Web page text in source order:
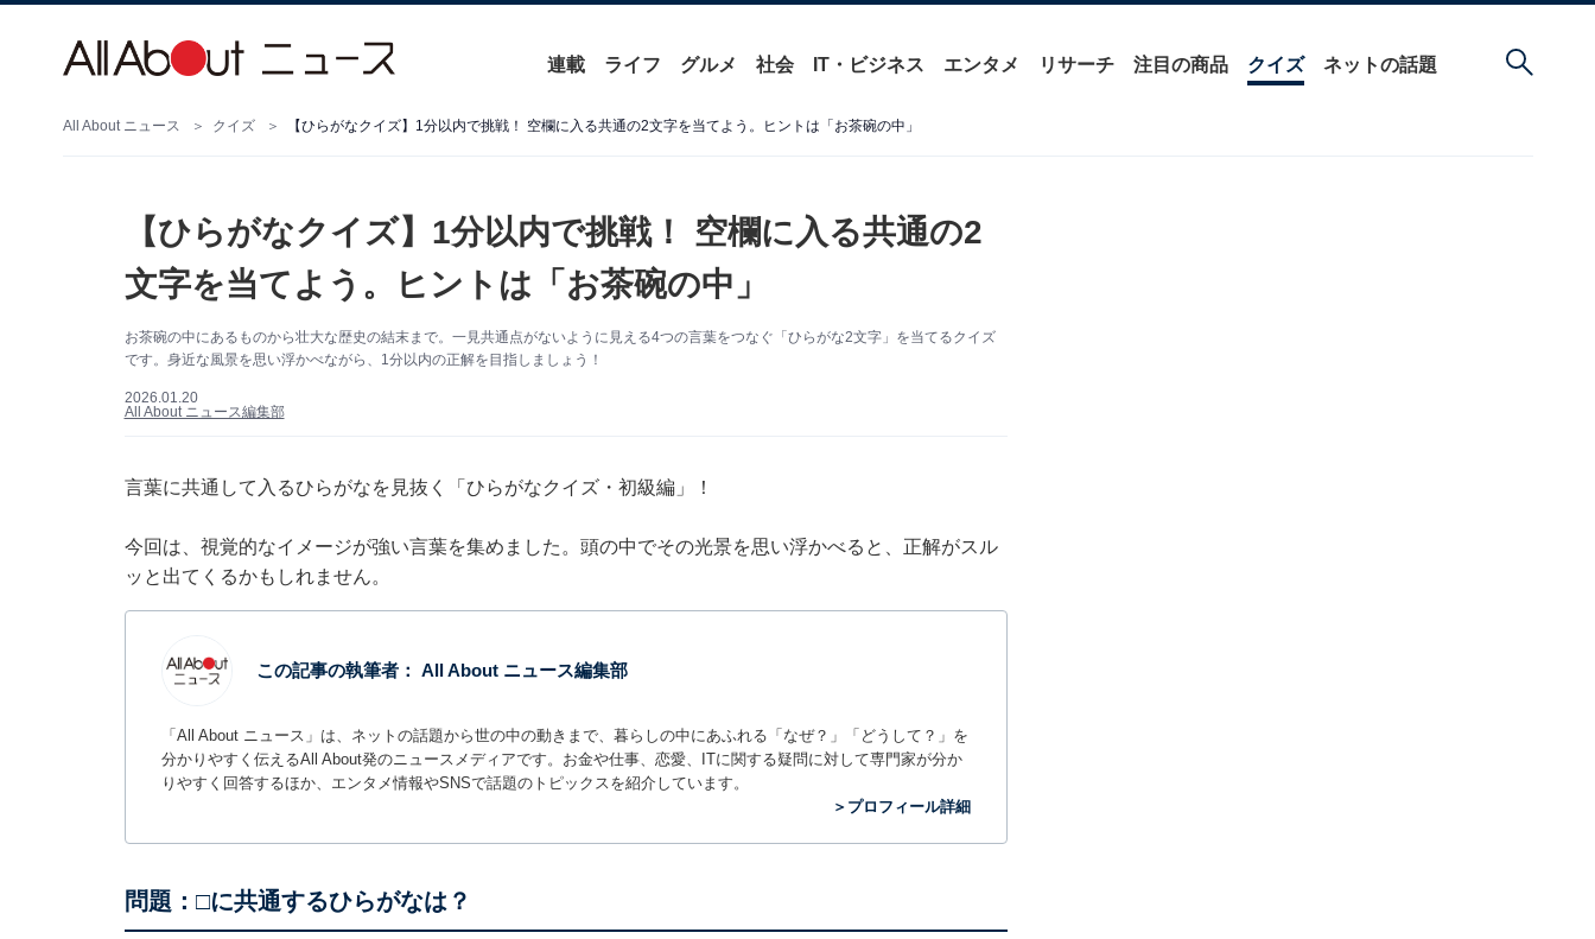
連載 ライフ グルメ 社会 IT・ビジネス エンタメ リサーチ 注目の商品 クイズ ネットの話題
All About ニュース クイズ 【ひらがなクイズ】1分以内で挑戦！ 空欄に入る共通の2文字を当てよう。ヒントは「お茶碗の中」
【ひらがなクイズ】1分以内で挑戦！ 空欄に入る共通の2
文字を当てよう。ヒントは「お茶碗の中」
お茶碗の中にあるものから壮大な歴史の結末まで。一見共通点がないように見える4つの言葉をつなぐ「ひらがな2文字」を当てるクイズ
です。身近な風景を思い浮かべながら、1分以内の正解を目指しましょう！
2026.01.20
All About ニュース編集部
言葉に共通して入るひらがなを見抜く「ひらがなクイズ・初級編」！
今回は、視覚的なイメージが強い言葉を集めました。頭の中でその光景を思い浮かべると、正解がスル
ッと出てくるかもしれません。
この記事の執筆者： All About ニュース編集部
「All About ニュース」は、ネットの話題から世の中の動きまで、暮らしの中にあふれる「なぜ？」「どうして？」を
分かりやすく伝えるAll About発のニュースメディアです。お金や仕事、恋愛、ITに関する疑問に対して専門家が分か
りやすく回答するほか、エンタメ情報やSNSで話題のトピックスを紹介しています。
＞プロフィール詳細
問題：□に共通するひらがなは？